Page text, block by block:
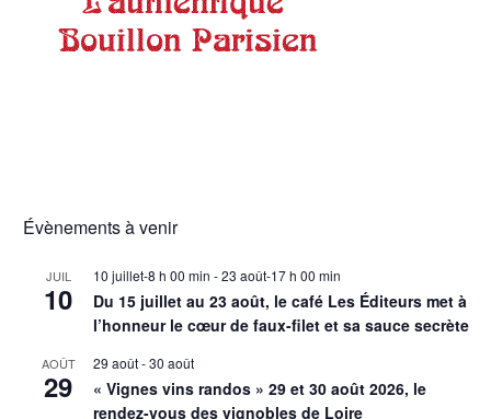
Évènements à venir
JUIL
10
10 juillet-8 h 00 min -23 août-17 h 00 min
Du 15 juillet au 23 août, le café Les Éditeurs met à
l’honneur le cœur de faux-filet et sa sauce secrète
AOÛT
29
29 août-30 août
« Vignes vins randos » 29 et 30 août 2026, le
rendez-vous des vignobles de Loire